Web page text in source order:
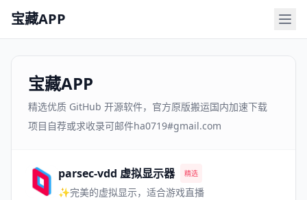
宝藏APP
宝藏APP
精选优质 GitHub 开源软件，官方原版搬运国内加速下载
项目自荐或求收录可邮件ha0719#gmail.com
parsec-vdd 虚拟显示器 精选
✨完美的虚拟显示，适合游戏直播